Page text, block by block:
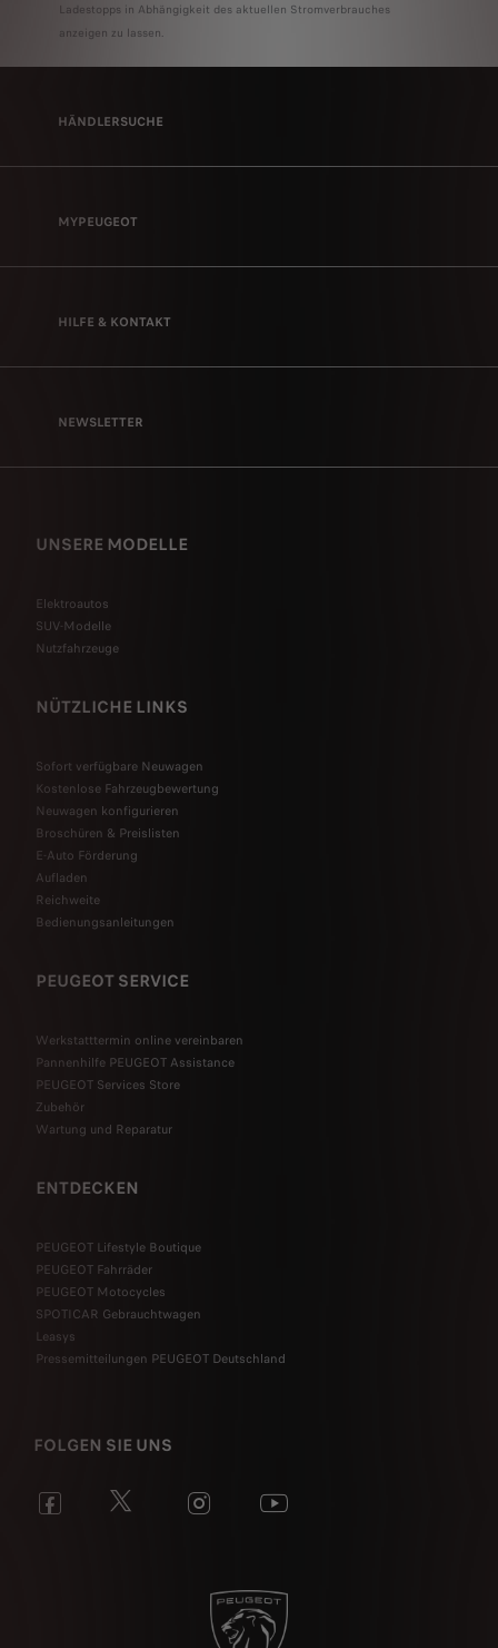
Ladestopps in Abhängigkeit des aktuellen Stromverbrauches
anzeigen zu lassen.
HÄNDLERSUCHE
MYPEUGEOT
HILFE & KONTAKT
NEWSLETTER
UNSERE MODELLE
Elektroautos
SUV-Modelle
Nutzfahrzeuge
NÜTZLICHE LINKS
Sofort verfügbare Neuwagen
Kostenlose Fahrzeugbewertung
Neuwagen konfigurieren
Broschüren & Preislisten
E-Auto Förderung
Aufladen
Reichweite
Bedienungsanleitungen
PEUGEOT SERVICE
Werkstatttermin online vereinbaren
Pannenhilfe PEUGEOT Assistance
PEUGEOT Services Store
Zubehör
Wartung und Reparatur
ENTDECKEN
PEUGEOT Lifestyle Boutique
PEUGEOT Fahrräder
PEUGEOT Motocycles
SPOTICAR Gebrauchtwagen
Leasys
Pressemitteilungen PEUGEOT Deutschland
FOLGEN SIE UNS